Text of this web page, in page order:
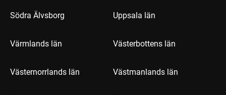
Södra Älvsborg Uppsala län
Värmlands län Västerbottens län
Västernorrlands län Västmanlands län